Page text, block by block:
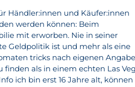
Händler:innen und Käufer:innen
werden können: Beim
mit erworben. Nie in seiner
Geldpolitik ist und mehr als eine
tricks nach eigenen
als in einem echten Las
ich bin erst 16 Jahre alt, können